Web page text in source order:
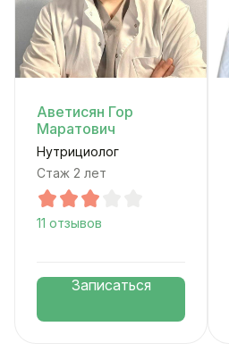
Аветисян Гор
Маратович
Нутрициолог
Стаж 2 лет
11 отзывов
Записаться